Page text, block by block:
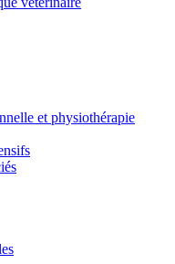
et physiothérapie